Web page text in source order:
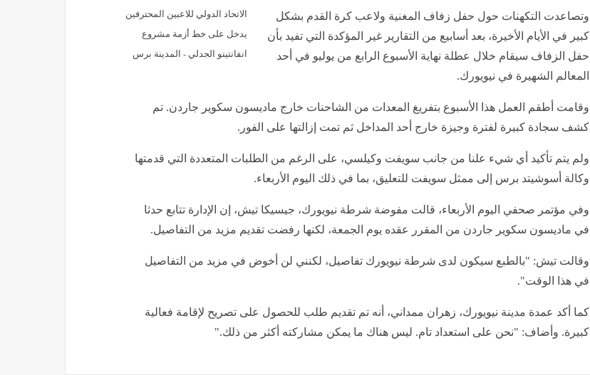
الاتحاد الدولي للاعبين المحترفين
يدخل على خط أزمة مشروع
انفانتينو الجدلي - المدينة برس
وتصاعدت التكهنات حول حفل زفاف المغنية ولاعب كرة القدم بشكل
كبير في الأيام الأخيرة، بعد أسابيع من التقارير غير المؤكدة التي تفيد بأن
حفل الزفاف سيقام خلال عطلة نهاية الأسبوع الرابع من يوليو في أحد
المعالم الشهيرة في نيويورك.
وقامت أطقم العمل هذا الأسبوع بتفريغ المعدات من الشاحنات خارج ماديسون سكوير جاردن. تم
كشف سجادة كبيرة لفترة وجيزة خارج أحد المداخل ثم تمت إزالتها على الفور.
ولم يتم تأكيد أي شيء علنا من جانب سويفت وكيلسي، على الرغم من الطلبات المتعددة التي قدمتها
وكالة أسوشيتد برس إلى ممثل سويفت للتعليق، بما في ذلك اليوم الأربعاء.
وفي مؤتمر صحفي اليوم الأربعاء، قالت مفوضة شرطة نيويورك، جيسيكا تيش، إن الإدارة تتابع حدثا
في ماديسون سكوير جاردن من المقرر عقده يوم الجمعة، لكنها رفضت تقديم مزيد من التفاصيل.
وقالت تيش: "بالطبع سيكون لدى شرطة نيويورك تفاصيل، لكنني لن أخوض في مزيد من التفاصيل
في هذا الوقت".
كما أكد عمدة مدينة نيويورك، زهران ممداني، أنه تم تقديم طلب للحصول على تصريح لإقامة فعالية
كبيرة. وأضاف: "نحن على استعداد تام. ليس هناك ما يمكن مشاركته أكثر من ذلك."